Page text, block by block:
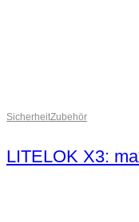
SicherheitZubehör
LITELOK X3: